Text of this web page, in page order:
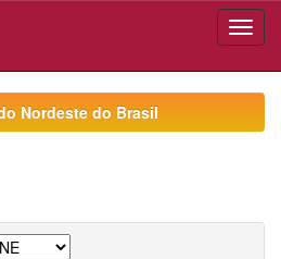
Nordeste do Brasil